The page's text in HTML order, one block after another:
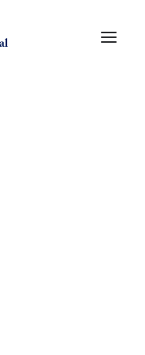
Mai -
de passe. Pour
passe ci-